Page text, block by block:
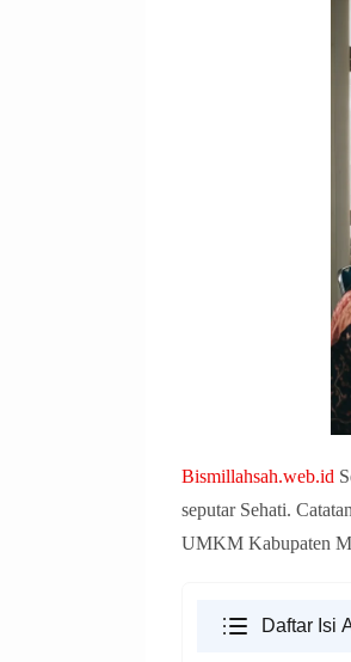
Bismillahsah.web.id
seputar Sehati.
UMKM Kabupaten
Daftar Isi